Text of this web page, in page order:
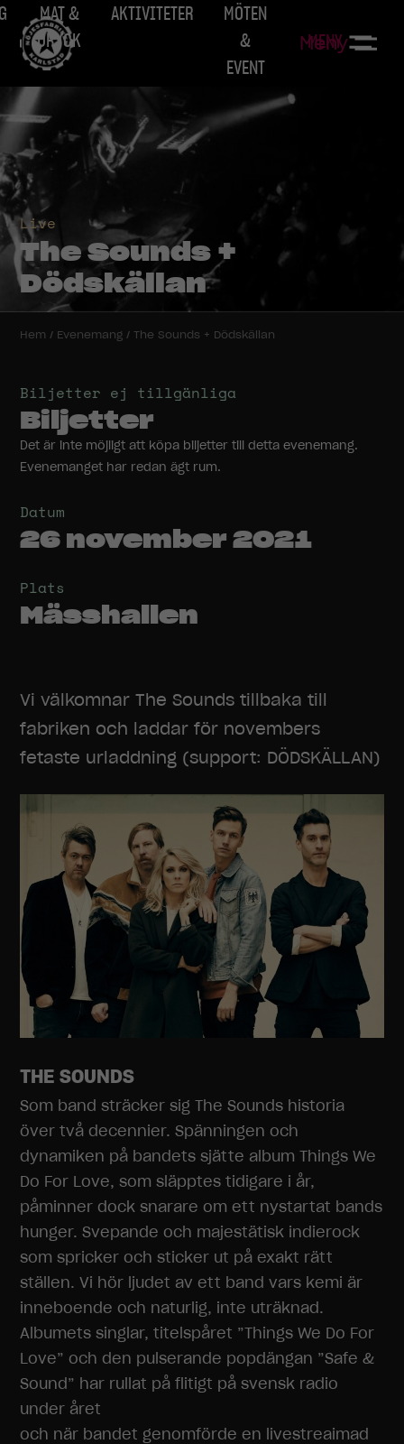
MAT &
DRYCK
AKTIVITETER
MÖTEN
&
EVENT
MENY
Meny
Live
The Sounds +
Dödskällan
Hem / Evenemang /The Sounds + Dödskällan
Biljetter ej tillgänliga
Biljetter
Det är inte möjligt att köpa biljetter till detta evenemang.
Evenemanget har redan ägt rum.
Datum
26 november 2021
Plats
Mässhallen
Vi välkomnar The Sounds tillbaka till
fabriken och laddar för novembers
fetaste urladdning (support: DÖDSKÄLLAN)
THE SOUNDS
Som band sträcker sig The Sounds historia
över två decennier. Spänningen och
dynamiken på bandets sjätte album Things We
Do For Love, som släpptes tidigare i år,
påminner dock snarare om ett nystartat bands
hunger. Svepande och majestätisk indierock
som spricker och sticker ut på exakt rätt
ställen. Vi hör ljudet av ett band vars kemi är
inneboende och naturlig, inte uträknad.
Albumets singlar, titelspåret ”Things We Do For
Love” och den pulserande popdängan ”Safe &
Sound” har rullat på flitigt på svensk radio
under året
och när bandet genomförde en livestreaimad